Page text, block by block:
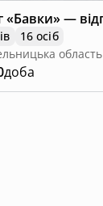
16 осіб
область
доба